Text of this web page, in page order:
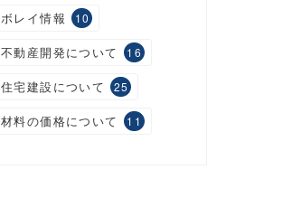
ボレイ情報 10
不動産開発について 16
住宅建設について 25
材料の価格について 11